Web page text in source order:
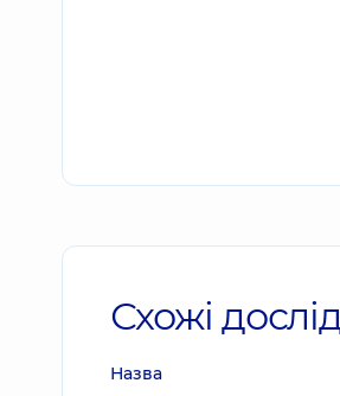
Схожі
Назва